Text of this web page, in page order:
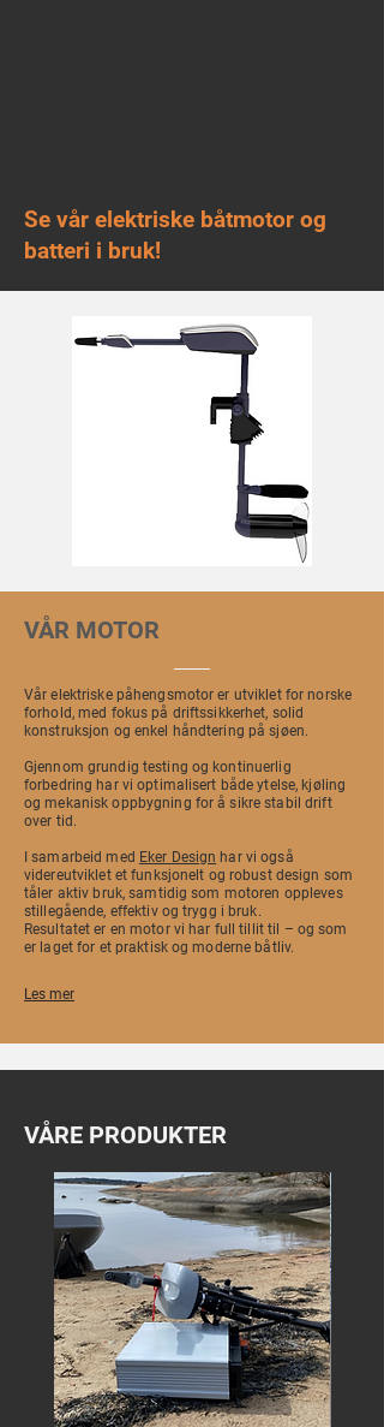
Se vår elektriske båtmotor og
batteri i bruk!
VÅR MOTOR
Vår elektriske påhengsmotor er utviklet for norske
forhold, med fokus på driftssikkerhet, solid
konstruksjon og enkel håndtering på sjøen.
Gjennom grundig testing og kontinuerlig
forbedring har vi optimalisert både ytelse, kjøling
og mekanisk oppbygning for å sikre stabil drift
over tid.
I samarbeid med Eker Design har vi også
videreutviklet et funksjonelt og robust design som
tåler aktiv bruk, samtidig som motoren oppleves
stillegående, effektiv og trygg i bruk.
Resultatet er en motor vi har full tillit til – og som
er laget for et praktisk og moderne båtliv.
Les mer
VÅRE PRODUKTER